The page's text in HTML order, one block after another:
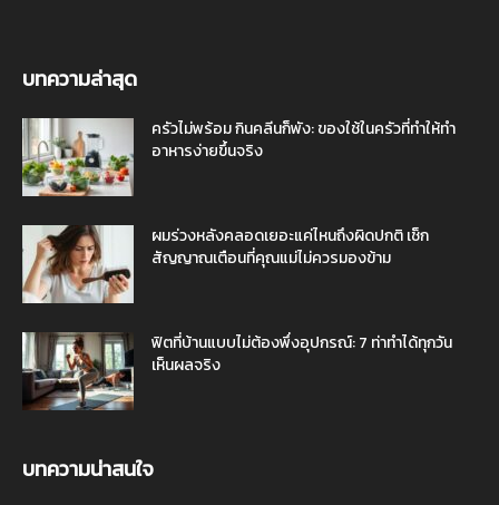
บทความล่าสุด
ครัวไม่พร้อม กินคลีนก็พัง: ของใช้ในครัวที่ทำให้ทำ
อาหารง่ายขึ้นจริง
ผมร่วงหลังคลอดเยอะแค่ไหนถึงผิดปกติ เช็ก
สัญญาณเตือนที่คุณแม่ไม่ควรมองข้าม
ฟิตที่บ้านแบบไม่ต้องพึ่งอุปกรณ์: 7 ท่าทำได้ทุกวัน
เห็นผลจริง
บทความน่าสนใจ